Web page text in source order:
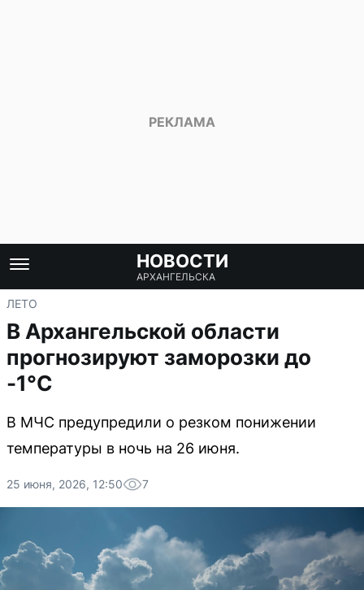
НОВОСТИ
АРХАНГЕЛЬСКА
ЛЕТО
В Архангельской области
прогнозируют заморозки до
-1°C
В МЧС предупредили о резком понижении
температуры в ночь на 26 июня.
25 июня, 2026, 12:50 7